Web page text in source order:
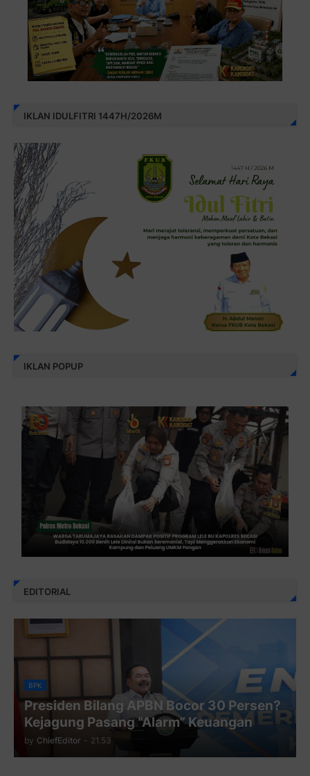
IKLAN IDULFITRI 1447H/2026M
IKLAN POPUP
EDITORIAL
BPK
Presiden Bilang APBN Bocor 30 Persen?
Kejagung Pasang “Alarm” Keuangan
by ChiefEditor - 21.53